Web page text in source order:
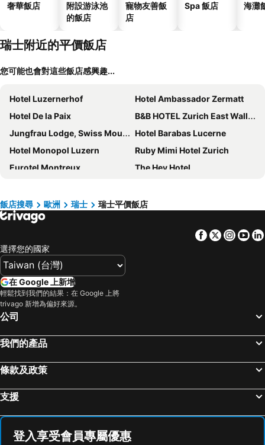
奢華飯店
附設游泳池
的飯店
寵物友善飯
店
Spa 飯店 海灘
瑞士附近的平價飯店
您可能也會對這些飯店感興趣...
Hotel Luzernerhof
Hotel Ambassador Zermatt
Hotel De la Paix
B&B HOTEL Zurich East Wallisellen
Jungfrau Lodge, Swiss Mountain Hotel
Hotel Barabas Lucerne
Hotel Monopol Luzern
Ruby Mimi Hotel Zurich
Eurotel Montreux
The Hey Hotel
Hotel Alpina
Hotel Europe Brig
Hotel Bahnhof
MEININGER Hotel Zürich Greencity
Hotel Jägerhof
Central Hotel Wolter
AMERON Luzern Hotel Flora
Essential by Dorint Interlaken
Hotel Parnass
Hotel Bristol
Hotel Mountime
Fred Hotel Hauptbahnhof
Hotel Weisses Kreuz
Hotel Taescherhof
Hotel Residence
飯店搜尋 歐洲 瑞士 瑞士平價飯店
Facebook
Twitter
選擇您的國家
在 Google 上新增
輕鬆找到我們的結果：在 Google 上將
trivago 新增為偏好來源。
公司
我們的產品
條款及政策
支援
登入享受會員專屬優惠